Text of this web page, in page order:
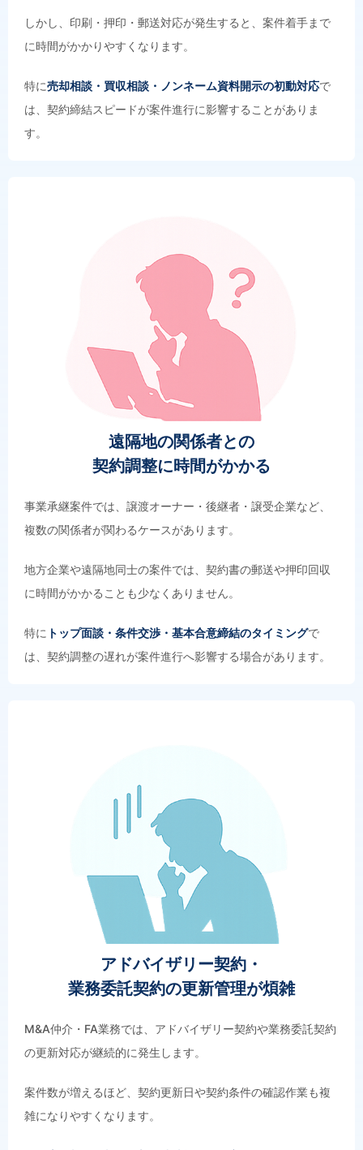
しかし、印刷・押印・郵送対応が発生すると、案件着手まで
に時間がかかりやすくなります。
特に売却相談・買収相談・ノンネーム資料開示の初動対応で
は、契約締結スピードが案件進行に影響することがありま
す。
遠隔地の関係者との
契約調整に時間がかかる
事業承継案件では、譲渡オーナー・後継者・譲受企業など、
複数の関係者が関わるケースがあります。
地方企業や遠隔地同士の案件では、契約書の郵送や押印回収
に時間がかかることも少なくありません。
特に トップ面談・条件交渉・基本合意締結のタイミングで
は、契約調整の遅れが案件進行へ影響する場合があります。
アドバイザリー契約・
業務委託契約の更新管理が煩雑
M&A仲介・FA業務では、アドバイザリー契約や業務委託契約
の更新対応が継続的に発生します。
案件数が増えるほど、契約更新日や契約条件の確認作業も複
雑になりやすくなります。